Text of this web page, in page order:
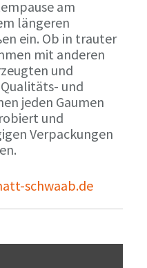
am
längeren
ein. Ob in trauter
mit anderen
und
und
jeden Gaumen
und
Verpackungen
schwaab.de